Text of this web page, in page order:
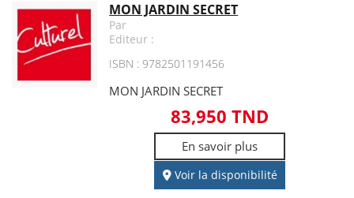
MON JARDIN SECRET
Par
Editeur :
ISBN : 9782501191456
MON JARDIN SECRET
83,950 TND
En savoir plus
Voir la disponibilité